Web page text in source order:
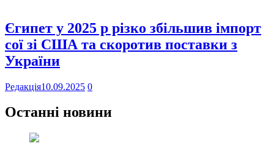
Єгипет у 2025 р різко збільшив імпорт
сої зі США та скоротив поставки з
України
Редакція10.09.2025 0
Останні новини